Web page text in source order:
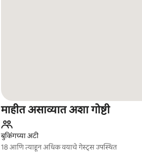
माहीत असाव्यात अशा गोष्टी
बुकिंगच्या अटी
18 आणि त्याहून अधिक वयाचे गेस्ट्स उपस्थित